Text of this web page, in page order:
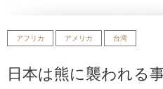
アフリカ アメリカ 台湾
日本は熊に襲われる